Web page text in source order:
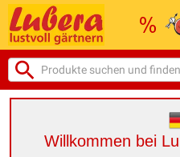
Willkommen bei